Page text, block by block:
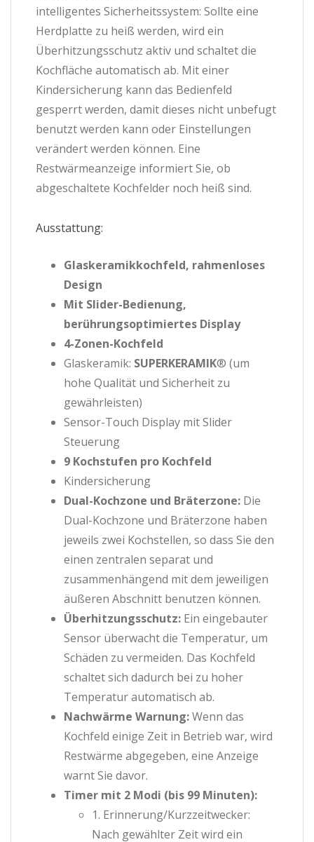
intelligentes Sicherheitssystem: Sollte eine
Herdplatte zu heiß werden, wird ein
Überhitzungsschutz aktiv und schaltet die
Kochfläche automatisch ab. Mit einer
Kindersicherung kann das Bedienfeld
gesperrt werden, damit dieses nicht unbefugt
benutzt werden kann oder Einstellungen
verändert werden können. Eine
Restwärmeanzeige informiert Sie, ob
abgeschaltete Kochfelder noch heiß sind.
Ausstattung:
Glaskeramikkochfeld, rahmenloses
Design
Mit Slider-Bedienung,
berührungsoptimiertes Display
4-Zonen-Kochfeld
Glaskeramik: SUPERKERAMIK® (um
hohe Qualität und Sicherheit zu
gewährleisten)
Sensor-Touch Display mit Slider
Steuerung
9 Kochstufen pro Kochfeld
Kindersicherung
Dual-Kochzone und Bräterzone: Die
Dual-Kochzone und Bräterzone haben
jeweils zwei Kochstellen, so dass Sie den
einen zentralen separat und
zusammenhängend mit dem jeweiligen
äußeren Abschnitt benutzen können.
Überhitzungsschutz: Ein eingebauter
Sensor überwacht die Temperatur, um
Schäden zu vermeiden. Das Kochfeld
schaltet sich dadurch bei zu hoher
Temperatur automatisch ab.
Nachwärme Warnung:Wenn das
Kochfeld einige Zeit in Betrieb war, wird
Restwärme abgegeben, eine Anzeige
warnt Sie davor.
Timer mit 2 Modi (bis 99 Minuten):
1. Erinnerung/Kurzzeitwecker:
Nach gewählter Zeit wird ein